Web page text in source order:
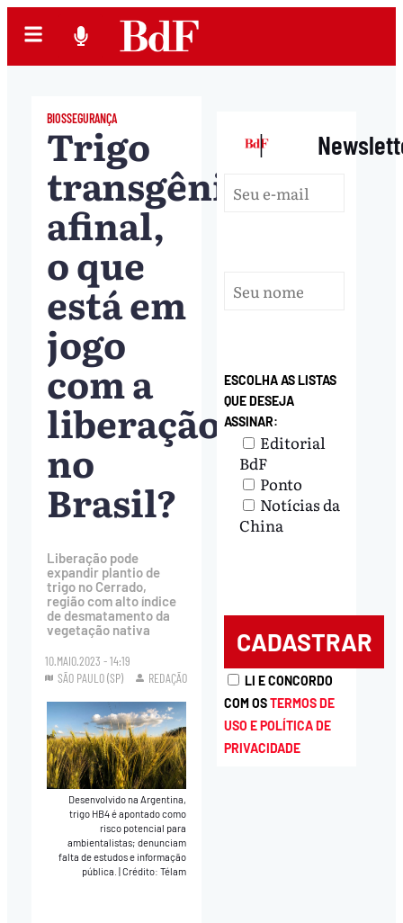
BIOSSEGURANÇA
Trigo
transgênico:
afinal,
o que
está em
jogo
com a
liberação
no
Brasil?
Liberação pode
expandir plantio de
trigo no Cerrado,
região com alto índice
de desmatamento da
vegetação nativa
10.MAIO.2023 - 14:19
SÃO PAULO (SP)
REDAÇÃO
Desenvolvido na Argentina,
trigo HB4 é apontado como
risco potencial para
ambientalistas; denunciam
falta de estudos e informação
pública.
Crédito: Télam
|
ESCOLHA AS LISTAS
QUE DESEJA
ASSINAR:
Editorial
BdF
Ponto
Notícias da
China
LI E CONCORDO
COM OSTERMOS DE
USO E POLÍTICA DE
PRIVACIDADE